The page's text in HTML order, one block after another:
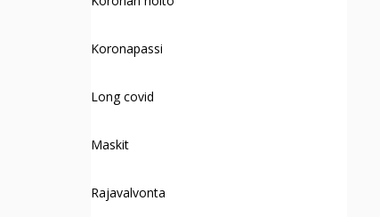
Koronapassi
Long covid
Maskit
Rajavalvonta